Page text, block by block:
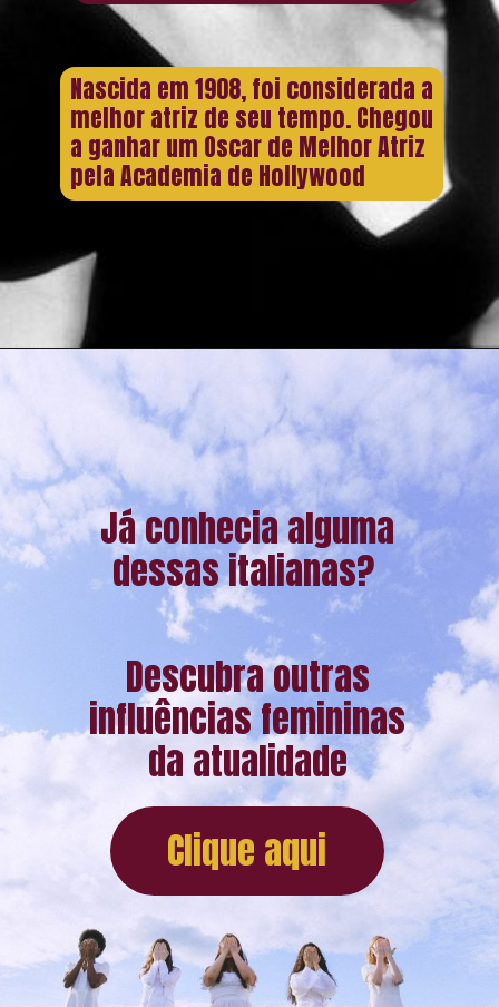
Nascida em 1908, foi considerada a
melhor atriz de seu tempo. Chegou
a ganhar um Oscar de Melhor Atriz
pela Academia de Hollywood
Já conhecia alguma
dessas italianas?
Descubra outras
influências femininas
da atualidade
Clique aqui